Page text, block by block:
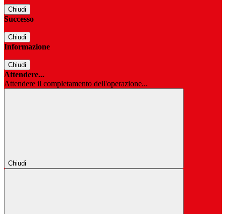
Chiudi
Successo
Chiudi
Informazione
Chiudi
Attendere...
Attendere il completamento dell'operazione...
Chiudi